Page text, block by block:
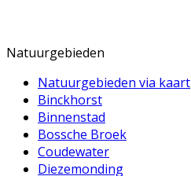
Natuurgebieden
Natuurgebieden via kaart
Binckhorst
Binnenstad
Bossche Broek
Coudewater
Diezemonding